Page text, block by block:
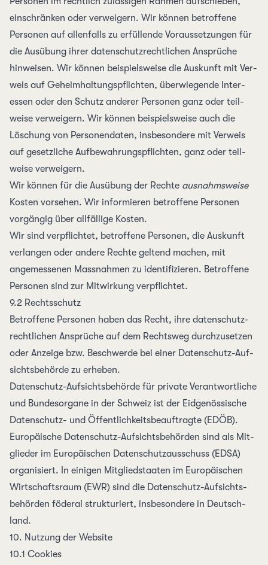
ein­schränken oder ver­weigern. Wir können betroffene
Personen auf allen­falls zu erfüllende Voraus­setzungen für
die Ausübung ihrer daten­schutz­rechtlichen Ansprüche
hinweisen. Wir können beispiels­weise die Aus­kunft mit Ver­
weis auf Geheim­haltungs­pflichten, überwiegende Inter­
essen oder den Schutz anderer Personen ganz oder teil­
weise verweigern. Wir können beispielsweise auch die
Löschung von Personen­daten, ins­besondere mit Verweis
auf gesetz­liche Auf­bewahrungs­pflichten, ganz oder teil­
weise verweigern.
Wir können für die Aus­übung der Rechte ausnahms­weise
Kosten vor­sehen. Wir infor­mieren be­troffene Per­sonen
vorgängig über all­fällige Kosten.
Wir sind ver­pflichtet, betroffene Personen, die Auskunft
ver­langen oder andere Rechte geltend machen, mit
angemessenen Mass­nahmen zu identi­fizieren. Betroffene
Personen sind zur Mit­wirkung verpflichtet.
9.2 Rechtsschutz
Betroffene Personen haben das Recht, ihre daten­schutz­
rechtlichen Ansprüche auf dem Recht­sweg durch­zusetzen
oder Anzeige bzw. Beschwerde bei einer Daten­schutz-Auf­
sichts­behörde zu erheben.
Daten­schutz-Aufsichts­behörde für private Verantwortliche
und Bundes­organe in der Schweiz ist der Eid­genössische
Daten­schutz- und Öffentlich­keits­beauftragte (EDÖB).
Europäische Daten­schutz-Aufsichts­behörden sind als Mit­
glieder im Euro­päischen Daten­schutz­ausschuss (EDSA)
organisiert. In einigen Mitglied­staaten im Euro­päischen
Wirtschafts­raum (EWR) sind die Daten­schutz-Auf­sichts­
behörden föderal strukturiert, insbesondere in Deutsch­
land.
10. Nutzung der Website
10.1 Cookies